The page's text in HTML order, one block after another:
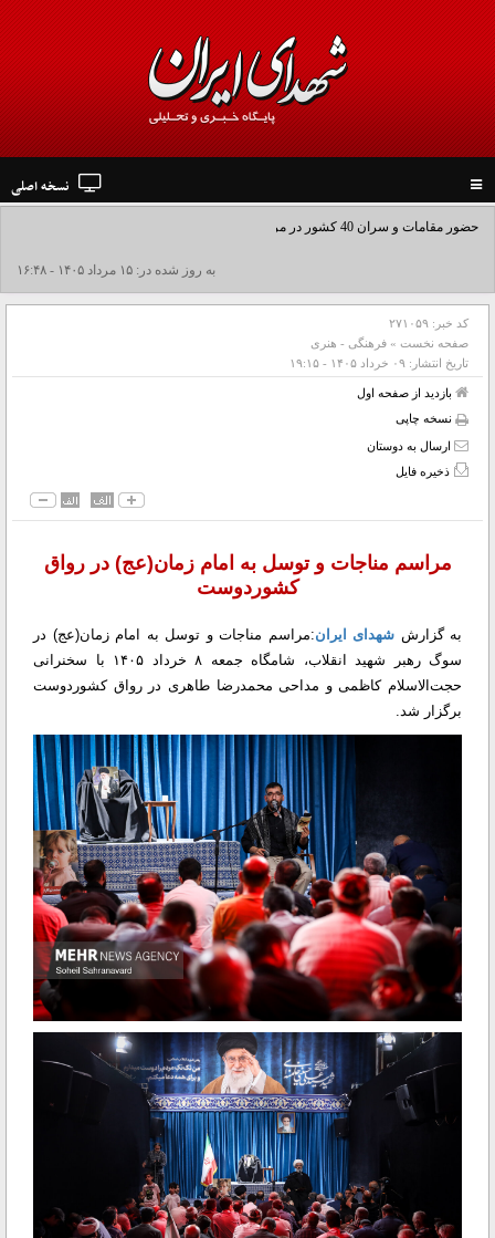
navigation
نسخه اصلی
حضور مقامات و سران 40 کشور در مراسم وداع و تشییع رهبر شهید انقلاب
به روز شده در: ۱۵ مرداد ۱۴۰۵ - ۱۶:۴۸
کد خبر: ۲۷۱۰۵۹
صفحه نخست » فرهنگی - هنری
تاریخ انتشار: ۰۹ خرداد ۱۴۰۵ - ۱۹:۱۵
بازدید از صفحه اول
نسخه چاپی
ارسال به دوستان
ذخیره فایل
مراسم مناجات و توسل به امام زمان(عج) در رواق
کشوردوست
به گزارش شهدای ایران:مراسم مناجات و توسل به امام زمان(عج) در
سوگ رهبر شهید انقلاب، شامگاه جمعه ۸ خرداد ۱۴۰۵ با سخنرانی
حجت‌الاسلام کاظمی و مداحی محمدرضا طاهری در رواق کشوردوست
برگزار شد.